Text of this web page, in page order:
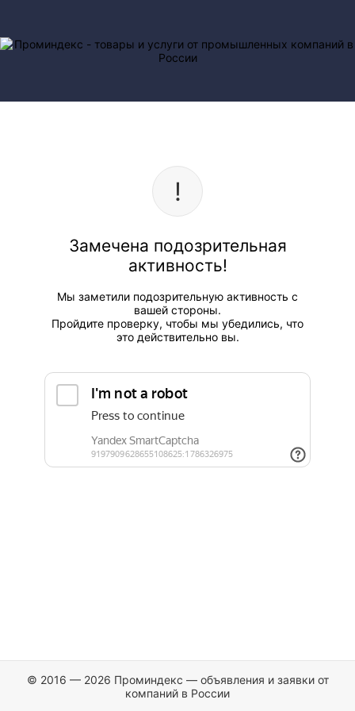
Замечена подозрительная
активность!
Мы заметили подозрительную активность с
вашей стороны.
Пройдите проверку, чтобы мы убедились, что
это действительно вы.
© 2016 — 2026 Проминдекс — объявления и заявки от
компаний в России